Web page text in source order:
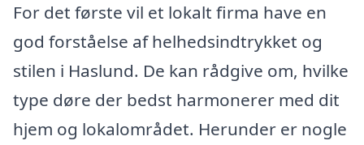
For det første vil et lokalt firma have en
god forståelse af helhedsindtrykket og
stilen i Haslund. De kan rådgive om, hvilke
type døre der bedst harmonerer med dit
hjem og lokalområdet. Herunder er nogle